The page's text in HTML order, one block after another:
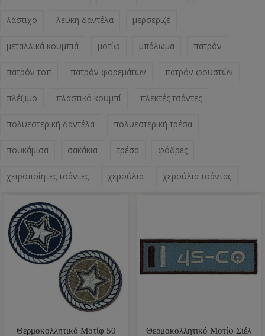
λάστιχο λευκή δαντέλα μερσεριζέ
μεταλλικά κουμπιά μοτίφ μπάλωμα πατρόν
πατρόν τοπ πατρόν φορεμάτων πατρόν φουστών
πλέξιμο πλαστικό κουμπί πλεκτές τσάντες
πολυεστερική δαντέλα πολυεστερική τρέσα
πουκάμισα σακάκια τρέσα φόδρες
χειροποίητες τσάντες χερούλια χερούλια τσάντας
Θερμοκολλητικό Μοτίφ 50
Θερμοκολλητικό Μοτίφ Σιέλ